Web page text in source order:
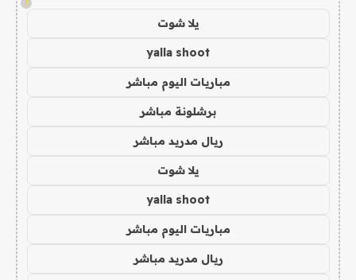
!
يلا شوت
yalla shoot
مباريات اليوم مباشر
برشلونة مباشر
ريال مدريد مباشر
يلا شوت
yalla shoot
مباريات اليوم مباشر
ريال مدريد مباشر